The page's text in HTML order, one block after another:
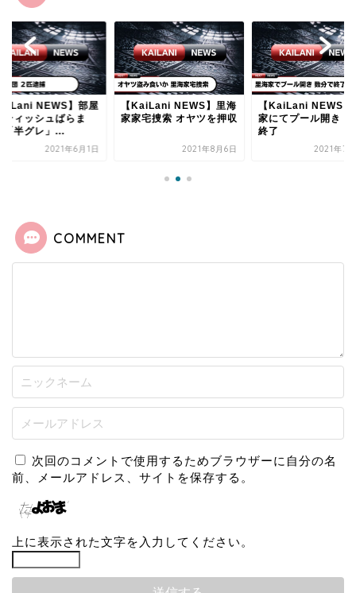
NEWS】部屋
ティッシュばらま
半グレ」...
2021年6月1日
【KaiLani NEWS】里海
家家宅捜索 オヤツを押収
2021年8月6日
【KaiLani NEWS】
家にてプール開き 数
終了
2021年7
COMMENT
次回のコメントで使用するためブラウザーに自分の名
前、メールアドレス、サイトを保存する。
上に表示された文字を入力してください。